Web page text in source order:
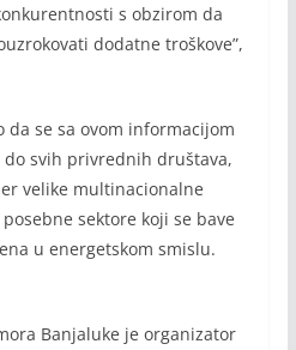
s obzirom da
dodatne troškove”,
da se sa ovom informacijom
svih privrednih društava,
velike multinacionalne
sektore koji se bave
u energetskom smislu.
Banjaluke je organizator